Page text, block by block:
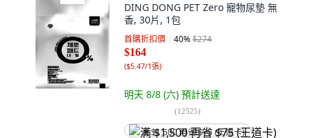
DING DONG PET Zero 寵物尿墊 無
香, 30片, 1包
首購折扣價 40%$274
$164
($5.47/1張)
明天 8/8 (六) 預計送達
(12525)
满 $1,500 再省 $75 (王道卡)